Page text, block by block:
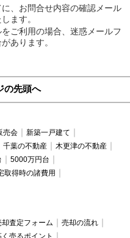
、お問合せ内容の確認メール
ます。
ご利用の場合、迷惑メールフ
あります。
の先頭へ
売会
新築一戸建て
千葉の不動産
木更津の不動産
5000万円台
取得時の諸費用
却査定フォーム
売却の流れ
く売るポイント